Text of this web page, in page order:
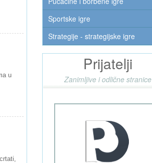
u
Sportske igre
Strategije - strategijske igre
Prijatelji
Zanimljive i odlične stranice